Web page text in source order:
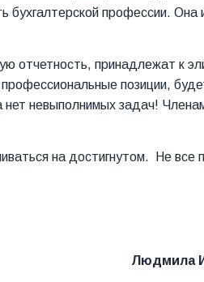
бухгалтерской профессии. Она
отчетность, принадлежат к
позиции,
нет невыполнимых задач!
на достигнутом. Не
Людмила